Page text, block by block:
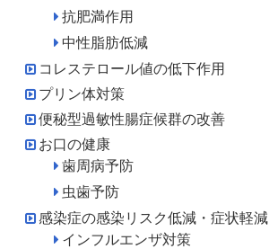
抗肥満作用
中性脂肪低減
コレステロール値の低下作用
プリン体対策
便秘型過敏性腸症候群の改善
お口の健康
歯周病予防
虫歯予防
感染症の感染リスク低減・症状軽減
インフルエンザ対策